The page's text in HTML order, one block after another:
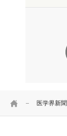
HOME 医学界新聞